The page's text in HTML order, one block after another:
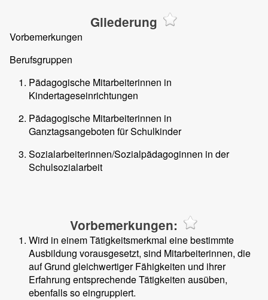
Gliederung
Vorbemerkungen
Berufsgruppen
Pädagogische Mitarbeiterinnen in
Kindertageseinrichtungen
Pädagogische Mitarbeiterinnen in
Ganztagsangeboten für Schulkinder
Sozialarbeiterinnen/Sozialpädagoginnen in der
Schulsozialarbeit
Vorbemerkungen:
Wird in einem Tätigkeitsmerkmal eine bestimmte
Ausbildung vorausgesetzt, sind Mitarbeiterinnen, die
auf Grund gleichwertiger Fähigkeiten und ihrer
Erfahrung entsprechende Tätigkeiten ausüben,
ebenfalls so eingruppiert.